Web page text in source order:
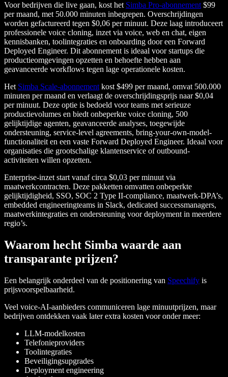
Voor bedrijven die live gaan, kost het Simba Pro-abonnement$99
per maand, met 50.000 minuten inbegrepen. Overschrijdingen
worden gefactureerd tegen $0,06 per minuut. Deze laag introduceert
professionele voice cloning, inzet via voice, web en chat, eigen
kennisbanken, toolintegraties en onboarding door een Forward
Deployed Engineer. Dit abonnement is ideaal voor startups die
productieomgevingen opzetten en behoefte hebben aan
geavanceerde workflows tegen lage operationele kosten.
Het Simba Scale-abonnementkost $499 per maand, omvat 500.000
minuten per maand en verlaagt de overschrijdingsprijs naar $0,04
per minuut. Deze optie is bedoeld voor teams met serieuze
productievolumes en biedt onbeperkte voice cloning, 500
gelijktijdige agenten, geavanceerde analyses, toegewijde
ondersteuning, service-level agreements, bring-your-own-model-
functionaliteit en een vaste Forward Deployed Engineer. Ideaal voor
organisaties die grootschalige klantenservice of outbound-
activiteiten willen opzetten.
Enterprise-inzet start vanaf circa $0,03 per minuut via
maatwerkcontracten. Deze pakketten omvatten onbeperkte
gelijktijdigheid, SSO, SOC 2 Type II-compliance, maatwerk-DPA’s,
embedded engineeringteams in Slack, dedicated successmanagers,
maatwerkintegraties en ondersteuning voor deployment in meerdere
regio’s.
Waarom hecht Simba waarde aan
transparante prijzen?
Een belangrijk onderdeel van de positionering van Speechify is
prijsvoorspelbaarheid.
Veel voice-AI-aanbieders communiceren lage minuutprijzen, maar
bedrijven ontdekken vaak later extra kosten voor onder meer:
LLM-modelkosten
Telefonieproviders
Toolintegraties
Beveiligingsupgrades
Deployment engineering